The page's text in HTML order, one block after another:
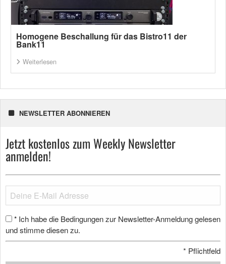
Homogene Beschallung für das Bistro11 der
Bank11
Weiterlesen
NEWSLETTER ABONNIEREN
Jetzt kostenlos zum Weekly Newsletter
anmelden!
* Ich habe die Bedingungen zur Newsletter-Anmeldung gelesen
und stimme diesen zu.
* Pflichtfeld